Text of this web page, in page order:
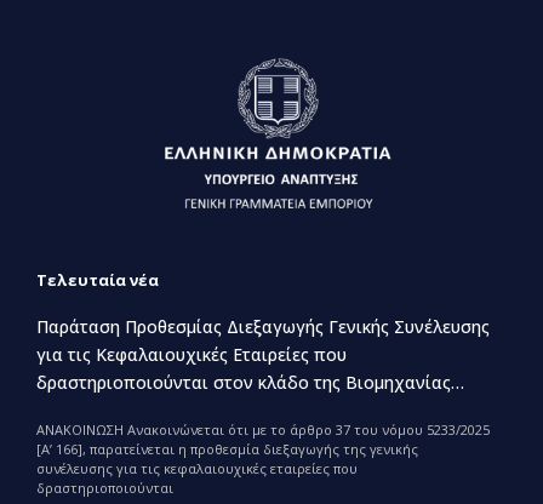
Τελευταία νέα
Παράταση Προθεσμίας Διεξαγωγής Γενικής Συνέλευσης
για τις Κεφαλαιουχικές Εταιρείες που
δραστηριοποιούνται στον κλάδο της Βιομηχανίας
ΑΝΑΚΟΙΝΩΣΗ Ανακοινώνεται ότι με το άρθρο 37 του νόμου 5233/2025
[Α’ 166], παρατείνεται η προθεσμία διεξαγωγής της γενικής
συνέλευσης για τις κεφαλαιουχικές εταιρείες που
δραστηριοποιούνται